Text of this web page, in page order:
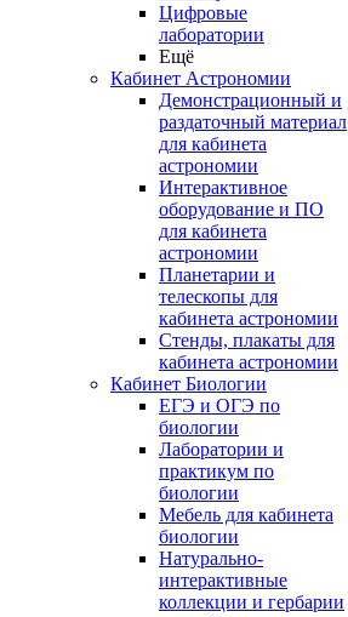
Цифровые
лаборатории
Ещё
Кабинет Астрономии
Демонстрационный и
раздаточный материал
для кабинета
астрономии
Интерактивное
оборудование и ПО
для кабинета
астрономии
Планетарии и
телескопы для
кабинета астрономии
Стенды, плакаты для
кабинета астрономии
Кабинет Биологии
ЕГЭ и ОГЭ по
биологии
Лаборатории и
практикум по
биологии
Мебель для кабинета
биологии
Натурально-
интерактивные
коллекции и гербарии